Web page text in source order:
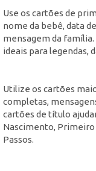
Use os cartões de
nome da bebê, data
mensagem da família.
ideais para legendas,
Utilize os cartões
completas,
cartões de título
Nascimento,
Passos.